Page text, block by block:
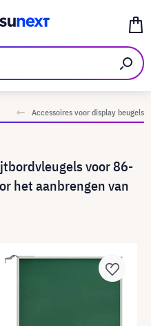
Accessoires voor display beugels
voor 86-
het aanbrengen van